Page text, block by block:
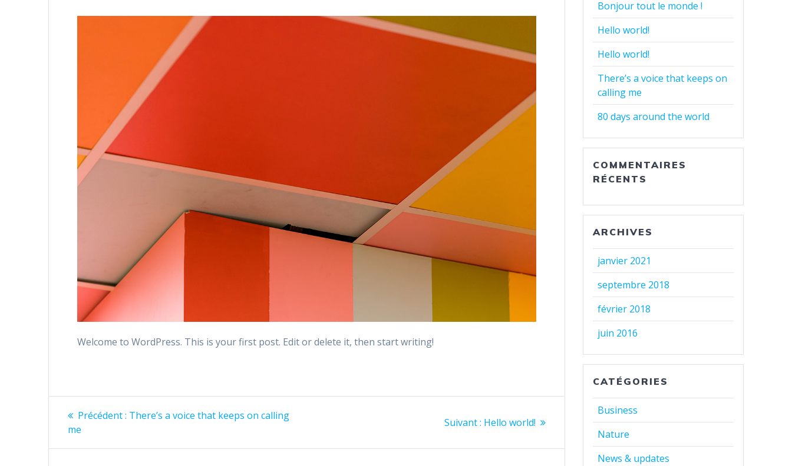
Welcome to WordPress. This is your first post. Edit or delete it, then start writing!
Navigation
de
Précédent : Article
There’s a voice that keeps on calling
me
Suivant : Article
:
Hello world!
Bonjour tout le monde !
Hello world!
Hello world!
There’s a voice that keeps on
calling me
80 days around the world
COMMENTAIRES
RÉCENTS
ARCHIVES
janvier 2021
septembre 2018
février 2018
juin 2016
CATÉGORIES
Business
Nature
News & updates